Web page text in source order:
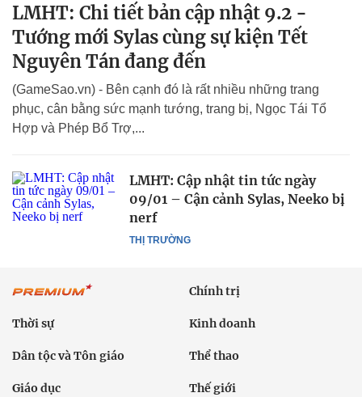
LMHT: Chi tiết bản cập nhật 9.2 -
Tướng mới Sylas cùng sự kiện Tết
Nguyên Tán đang đến
(GameSao.vn) - Bên cạnh đó là rất nhiều những trang
phục, cân bằng sức mạnh tướng, trang bị, Ngọc Tái Tổ
Hợp và Phép Bổ Trợ,...
THỊ TRƯỜNG
LMHT: Cập nhật tin tức ngày
09/01 – Cận cảnh Sylas, Neeko bị
nerf
Chính trị
Thời sự Kinh doanh
Dân tộc và Tôn giáo Thể thao
Giáo dục Thế giới